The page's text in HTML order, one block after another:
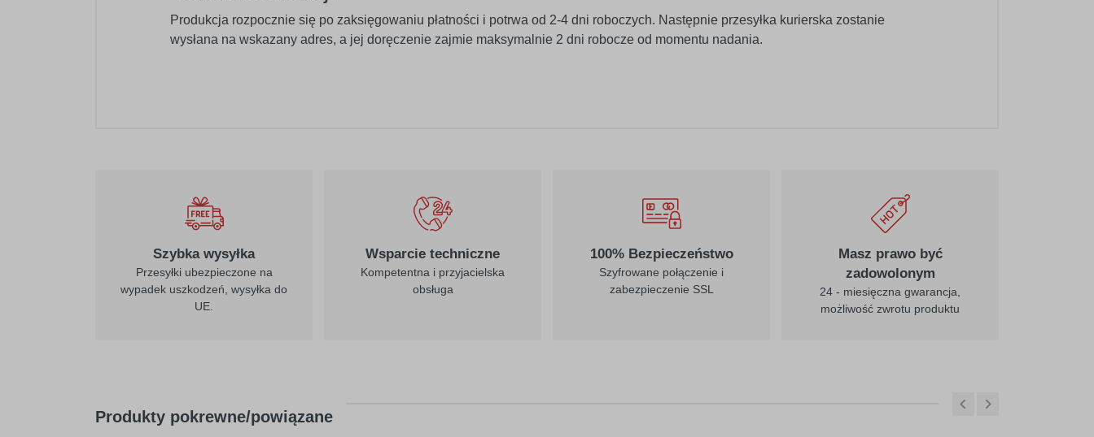
Produkcja rozpocznie się po zaksięgowaniu płatności i potrwa od 2-4 dni roboczych. Następnie przesyłka kurierska zostanie
wysłana na wskazany adres, a jej doręczenie zajmie maksymalnie 2 dni robocze od momentu nadania.
Szybka wysyłka
Przesyłki ubezpieczone na
wypadek uszkodzeń, wysyłka do
UE.
Wsparcie techniczne
Kompetentna i przyjacielska
obsługa
100% Bezpieczeństwo
Szyfrowane połączenie i
zabezpieczenie SSL
Masz prawo być
zadowolonym
24 - miesięczna gwarancja,
możliwość zwrotu produktu
Produkty pokrewne/powiązane